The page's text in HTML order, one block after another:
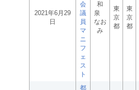
2021年6月29
日
会
議
員
マ
ニ
フ
ェ
ス
ト
和
泉
なお
み
東
京
都
東
京
都
都